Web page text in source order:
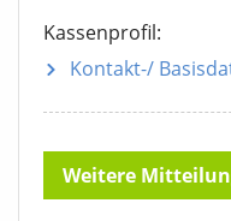
Kassenprofil:
Kontakt-/
Weitere